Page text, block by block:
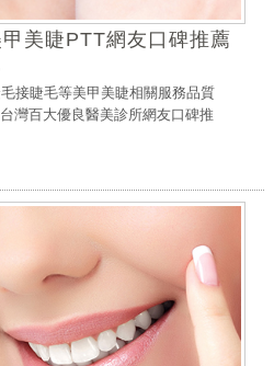
美睫PTT網友口碑推薦
接睫毛等美甲美睫相關服務品質
灣百大優良醫美診所網友口碑推